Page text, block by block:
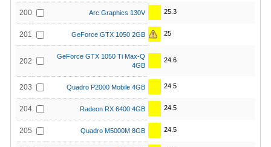
200 Arc Graphics 130V 25.3
201 GeForce GTX 1050 2GB 25
202
GeForce GTX 1050 Ti Max-Q
4GB
24.6
203 Quadro P2000 Mobile 4GB 24.5
204 Radeon RX 6400 4GB 24.5
205 Quadro M5000M 8GB 24.5